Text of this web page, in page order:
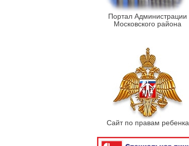
Портал Администрации
Московского района
Сайт по правам ребенка